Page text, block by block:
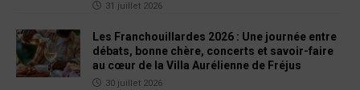
31 juillet 2026
Les Franchouillardes 2026 : Une journée entre
débats, bonne chère, concerts et savoir-faire
au cœur de la Villa Aurélienne de Fréjus
30 juillet 2026